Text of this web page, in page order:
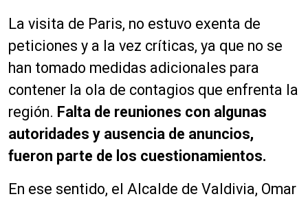
La visita de Paris, no estuvo exenta de
peticiones y a la vez críticas, ya que no se
han tomado medidas adicionales para
contener la ola de contagios que enfrenta la
región. Falta de reuniones con algunas
autoridades y ausencia de anuncios,
fueron parte de los cuestionamientos.
En ese sentido, el Alcalde de Valdivia, Omar